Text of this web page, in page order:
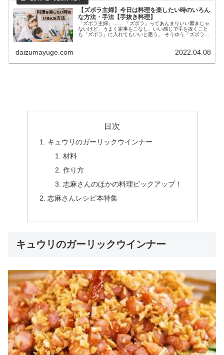
【ズボラ主婦】今日は料理を楽したい時のいろん
な方法・手法【手抜き料理】
「ズボラ主婦」…… 「ズボラ」ってあんまりいい響きじゃ
ないけど、うまく家事をこなし、いい感じで手を抜くこと
も「ズボラ」に入れてもいいと思う。 そうゆう「ズボラ主
daizumayuge.com 2022.04.08
目次
キュウリのガーリックウインナー
材料
作り方
志麻さんのほかの料理ピックアップ！
志麻さんレシピ本特集
キュウリのガーリックウインナー